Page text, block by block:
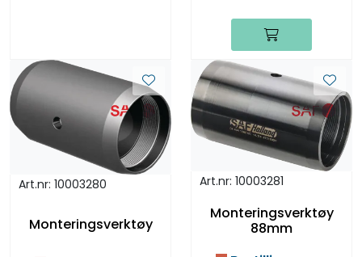
Art.nr: 10003280
Monteringsverktøy
Art.nr: 10003281
Monteringsverktøy
88mm